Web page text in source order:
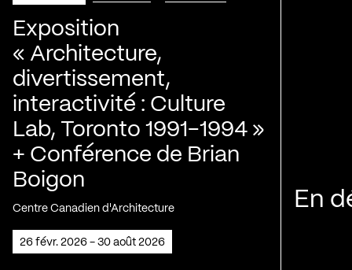
Exposition
« Architecture,
divertissement,
interactivité : Culture
Lab, Toronto 1991-1994 »
+ Conférence de Brian
Boigon
Centre Canadien d'Architecture
26 févr. 2026 - 30 août 2026
En